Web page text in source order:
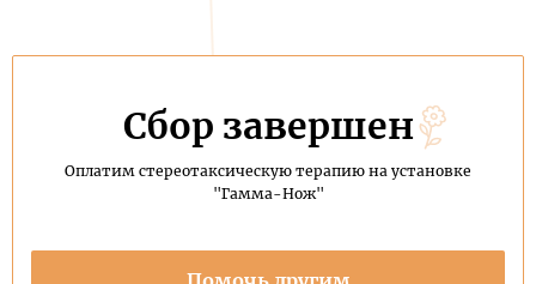
Сбор завершен
Оплатим стереотаксическую терапию на установке
"Гамма-Нож"